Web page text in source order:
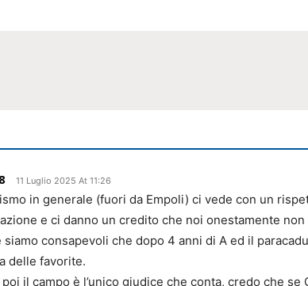
11 Luglio 2025 At 11:26
in generale (fuori da Empoli) ci vede con un
e ci danno un credito che noi onestamente non
siamo consapevoli che dopo 4 anni di A ed il
delle favorite.
il campo è l’unico giudice che conta, credo che se